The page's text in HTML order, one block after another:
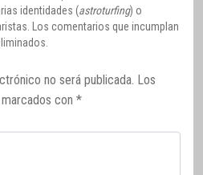
identidades (astroturfing) o
Los comentarios que incumplan
no será publicada. Los
con *